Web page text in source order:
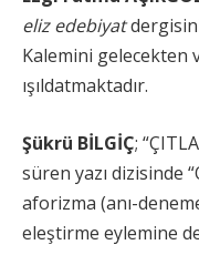
eliz edebiyat
Kalemini gelecekten
ışıldatmaktadır.
Şükrü BİLGİÇ;
süren yazı dizisinde
aforizma (anı-
eleştirme eylemine